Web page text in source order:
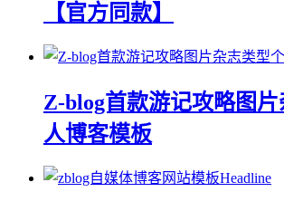
【官方同款】
Z-blog首款游记攻略图
人博客模板